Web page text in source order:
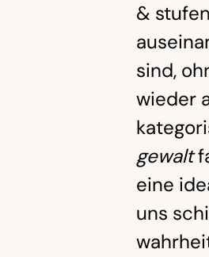
&
sind,
wieder
gewalt
eine
uns